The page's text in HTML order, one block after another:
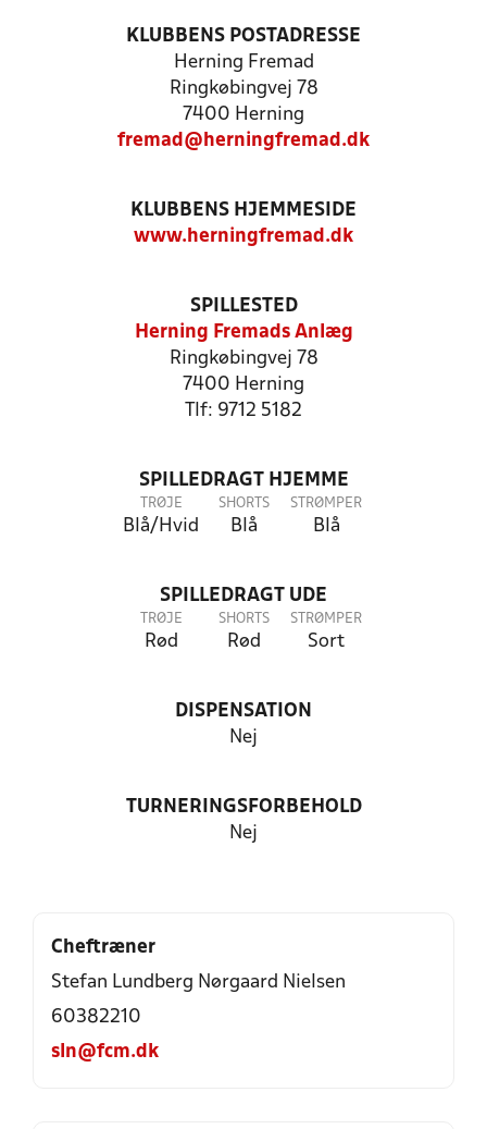
KLUBBENS POSTADRESSE
Herning Fremad
Ringkøbingvej 78
7400 Herning
fremad@herningfremad.dk
KLUBBENS HJEMMESIDE
www.herningfremad.dk
SPILLESTED
Herning Fremads Anlæg
Ringkøbingvej 78
7400 Herning
Tlf: 9712 5182
SPILLEDRAGT HJEMME
TRØJE
Blå/Hvid
SHORTS
Blå
STRØMPER
Blå
SPILLEDRAGT UDE
TRØJE
Rød
SHORTS
Rød
STRØMPER
Sort
DISPENSATION
Nej
TURNERINGSFORBEHOLD
Nej
Cheftræner
Stefan Lundberg Nørgaard Nielsen
60382210
sln@fcm.dk